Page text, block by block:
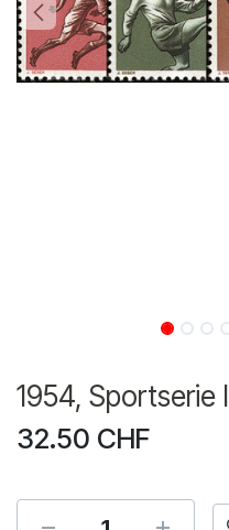
1954, Sportserie I
32.50 CHF